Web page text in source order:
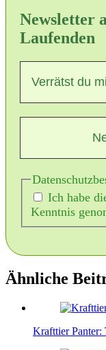
Newsletter
Laufenden
Ich habe
Kenntnis
Ähnliche
Krafttier Panter: